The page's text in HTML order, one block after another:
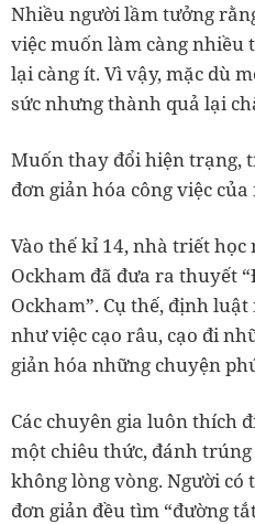
Nhiều người lầm tưởng
việc muốn làm càng nhiều
lại càng ít. Vì vậy, mặc dù
sức nhưng thành quả lại
Muốn thay đổi hiện trạng,
đơn giản hóa công việc
Vào thế kỉ 14, nhà triết
Ockham đã đưa ra thuyết
Ockham”. Cụ thế, định
như việc cạo râu, cạo đi
giản hóa những chuyện
Các chuyên gia luôn thích
một chiêu thức, đánh
không lòng vòng. Người
đơn giản đều tìm “đường